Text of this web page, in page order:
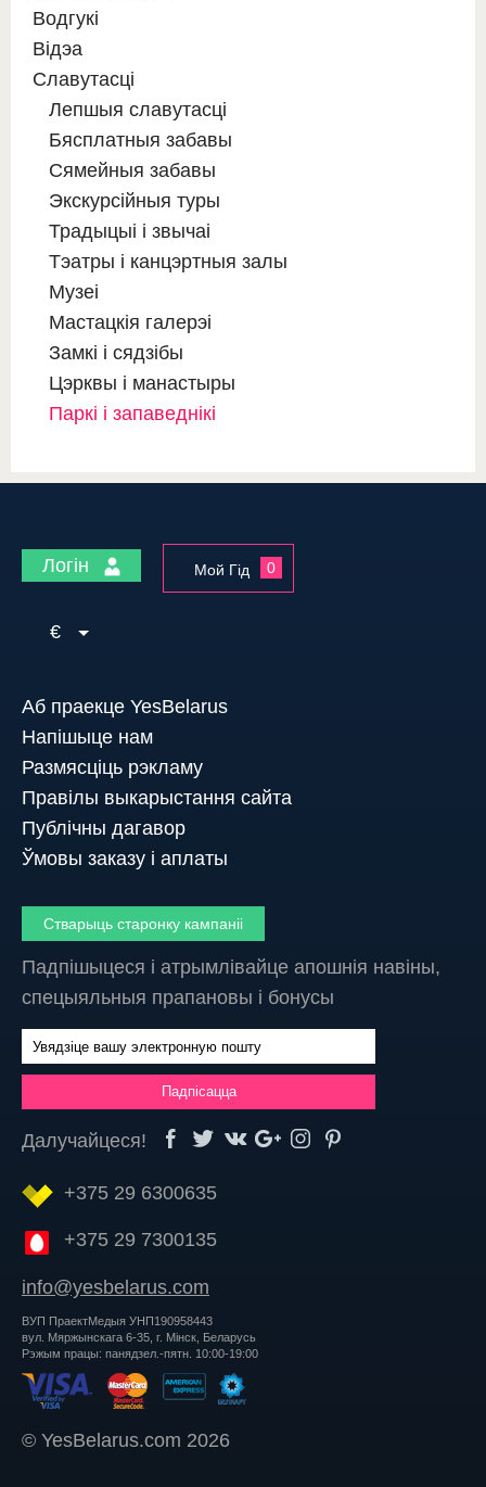
Водгукі
Відэа
Славутасці
Лепшыя славутасці
Бясплатныя забавы
Сямейныя забавы
Экскурсійныя туры
Традыцыі і звычаі
Тэатры і канцэртныя залы
Музеі
Мастацкія галерэі
Замкі і сядзібы
Цэрквы і манастыры
Паркі і запаведнікі
Логін Мой Гід 0
€
Аб праекце YesBelarus
Напішыце нам
Размясціць рэкламу
Правілы выкарыстання сайта
Публічны дагавор
Ўмовы заказу і аплаты
Стварыць старонку кампаніі
Падпішыцеся і атрымлівайце апошнія навіны,
спецыяльныя прапановы і бонусы
Далучайцеся!
+375 29 6300635
+375 29 7300135
info@yesbelarus.com
ВУП ПраектМедыя УНП190958443
вул. Мяржынскага 6-35, г. Мінск, Беларусь
Рэжым працы: панядзел.-пятн. 10:00-19:00
© YesBelarus.com 2026